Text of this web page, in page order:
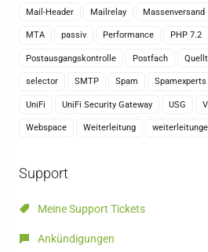
Mail-Header Mailrelay Massenversand
MTA passiv Performance PHP 7.2
Postausgangskontrolle Postfach
selector SMTP Spam Spamexperts
UniFi UniFi Security Gateway USG
Webspace Weiterleitung
Support
Meine Support Tickets
Ankündigungen